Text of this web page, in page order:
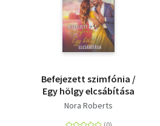
Befejezett szimfónia /
Egy hölgy elcsábítása
Nora Roberts